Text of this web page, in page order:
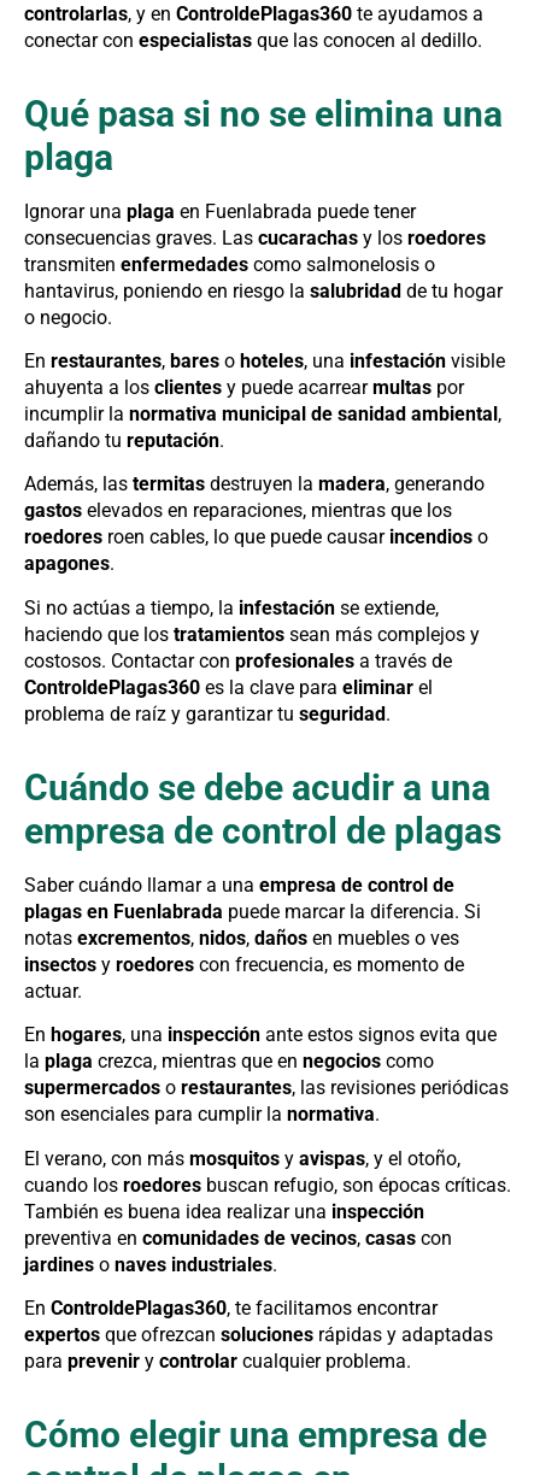
controlarlas, y en ControldePlagas360 te ayudamos a
conectar con especialistas que las conocen al dedillo.
Qué pasa si no se elimina una
plaga
Ignorar una plaga en Fuenlabrada puede tener
consecuencias graves. Las cucarachas y los roedores
transmiten enfermedades como salmonelosis o
hantavirus, poniendo en riesgo la salubridad de tu hogar
o negocio.
En restaurantes, bares o hoteles, una infestación visible
ahuyenta a los clientes y puede acarrearmultas por
incumplir la normativa municipal de sanidad ambiental,
dañando tu reputación.
Además, las termitas destruyen la madera, generando
gastos elevados en reparaciones, mientras que los
roedores roen cables, lo que puede causar incendios o
apagones.
Si no actúas a tiempo, la infestación se extiende,
haciendo que los tratamientos sean más complejos y
costosos. Contactar con profesionales a través de
ControldePlagas360 es la clave para eliminar el
problema de raíz y garantizar tu seguridad.
Cuándo se debe acudir a una
empresa de control de plagas
Saber cuándo llamar a una empresa de control de
plagas en Fuenlabrada puede marcar la diferencia. Si
notas excrementos, nidos, daños en muebles o ves
insectos y roedores con frecuencia, es momento de
actuar.
En hogares, una inspección ante estos signos evita que
la plaga crezca, mientras que en negocios como
supermercados o restaurantes, las revisiones periódicas
son esenciales para cumplir la normativa.
El verano, con más mosquitos y avispas, y el otoño,
cuando los roedores buscan refugio, son épocas críticas.
También es buena idea realizar una inspección
preventiva en comunidades de vecinos, casas con
jardines o naves industriales.
En ControldePlagas360, te facilitamos encontrar
expertos que ofrezcan soluciones rápidas y adaptadas
para prevenir y controlar cualquier problema.
Cómo elegir una empresa de